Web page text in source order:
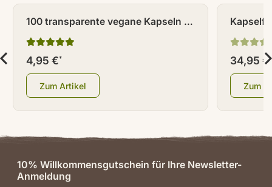
100 transparente vegane Kapseln /
Leerkapseln Größe 0
4,95 €*
Zum Artikel
34,95 €*
Zum
10% Willkommensgutschein für Ihre Newsletter-
Anmeldung